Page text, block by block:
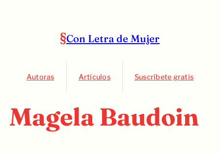
Con Letra de Mujer
Autoras Artículos Suscríbete gratis
Magela Baudoin